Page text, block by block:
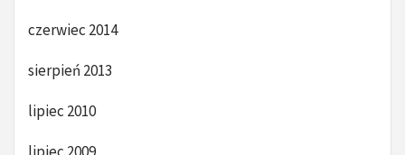
czerwiec 2014
sierpień 2013
lipiec 2010